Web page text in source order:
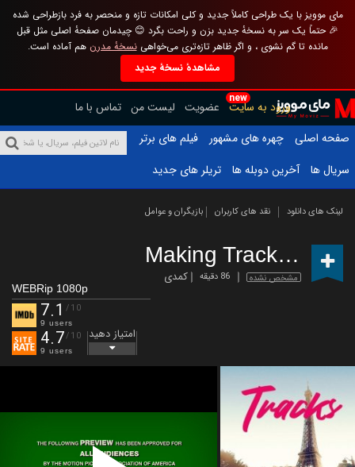
مای موویز با یک طراحی کاملاً جدید و کلی امکانات تازه و منحصر به فرد بازطراحی شده
🎉 حتماً یک سر به نسخهٔ جدید بزن و راحت بگرد 😊 چیدمان صفحهٔ اصلی مثل قبل
مانده تا گم نشوی ، و اگر ظاهر تازه‌تری می‌خواهینسخهٔ مدرن هم آماده است.
مشاهدهٔ نسخهٔ جدید
new
ورود به سایت عضویت لیست من تماس با ما
صفحه اصلی
چهره های مشهور
فیلم های برتر
سریال ها
آخرین دوبله ها تریلر های جدید
لینک های دانلود نقد های کاربران بازیگران و عوامل
Making Tracks(2018)
مشخص نشده 86 دقیقه کمدی
WEBRip 1080p
7.1 /10
9 users
4.7/10
9 users
امتیاز دهید